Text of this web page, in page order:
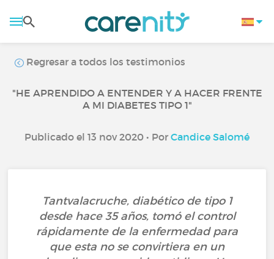
Regresar a todos los testimonios
"HE APRENDIDO A ENTENDER Y A HACER FRENTE
A MI DIABETES TIPO 1"
Publicado el 13 nov 2020 • Por Candice Salomé
Tantvalacruche, diabético de tipo 1
desde hace 35 años, tomó el control
rápidamente de la enfermedad para
que esta no se convirtiera en un